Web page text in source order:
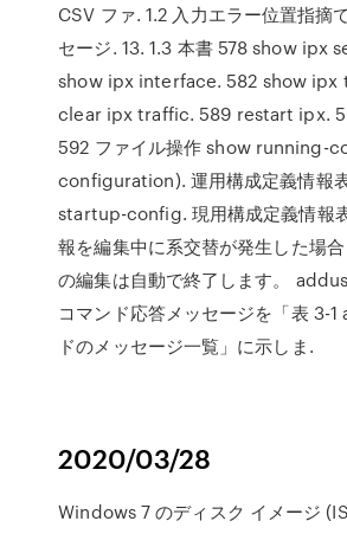
CSV ファ. 1.2 入力エラー位置指摘
セージ. 13. 1.3 本書 578 show ipx
show ipx interface. 582 show ipx
clear ipx traffic. 589 restart ipx.
592 ファイル操作 show running-
configuration). 運用構成定義情報
startup-config. 現用構成定義情報
報を編集中に系交替が発生した場
の編集は自動で終了します。
コマンド応答メッセージを「表 3-
ドのメッセージ一覧」に示しま.
2020/03/28
Windows 7 のディスク イメージ